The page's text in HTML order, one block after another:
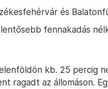
és
fennakadás
kb. 25 percig
ragadt az állomáson.